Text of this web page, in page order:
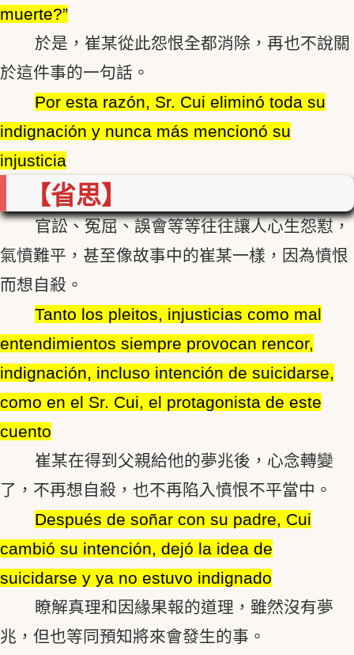
muerte?”
於是，崔某從此怨恨全都消除，再也不說關
於這件事的一句話。
Por esta razón, Sr. Cui eliminó toda su
indignación y nunca más mencionó su
injusticia
【省思】
官訟、冤屈、誤會等等往往讓人心生怨懟，
氣憤難平，甚至像故事中的崔某一樣，因為憤恨
而想自殺。
Tanto los pleitos, injusticias como mal
entendimientos siempre provocan rencor,
indignación, incluso intención de suicidarse,
como en el Sr. Cui, el protagonista de este
cuento
崔某在得到父親給他的夢兆後，心念轉變
了，不再想自殺，也不再陷入憤恨不平當中。
Después de soñar con su padre, Cui
cambió su intención, dejó la idea de
suicidarse y ya no estuvo indignado
瞭解真理和因緣果報的道理，雖然沒有夢
兆，但也等同預知將來會發生的事。